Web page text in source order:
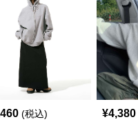
(税込) ¥4,380